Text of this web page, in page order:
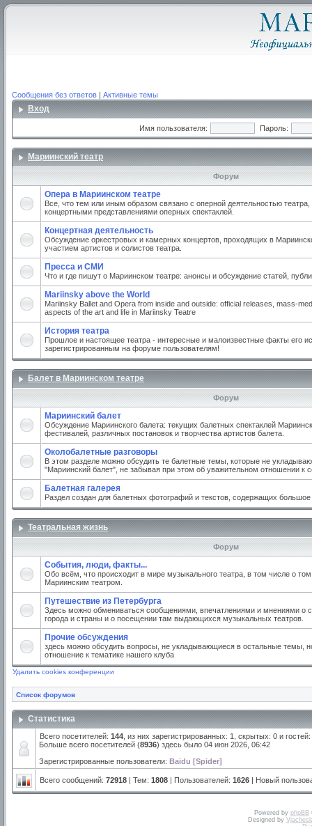
Сообщения без ответов | Активные темы
Вход
Имя пользователя: Пароль:
Мариинский театр
Форум
Опера в Мариинском театре
Все, что тем или иным образом связано с оперной деятельностью
концертными представлениями оперных спектаклей.
Концертная деятельность
Обсуждение оркестровых и камерных концертов, проходящих в
участием артистов и солистов театра.
Пресса и СМИ
Что и где пишут о Мариинском театре: анонсы и обсуждение статей,
Mariinsky above the World
Mariinsky Ballet and Opera from inside and outside: official releases, mass-
aspects of the art and life in Mariinsky Teatre
История театра
Прошлое и настоящее театра - интересные и малоизвестные факты его
зарегистрированным на форуме пользователям!
Балет в Мариинском театре
Форум
Мариинский балет
Обсуждение Мариинского балета: текущих балетных спектаклей
фестивалей, различных постановок и творчества артистов балета.
Околобалетные разговоры
В этом разделе можно обсудить те балетные темы, которые не
"Мариинский балет", не забывая при этом об уважительном отношении к
Балетная галерея
Раздел создан для балетных фотографий и текстов, содержащих
Театральная жизнь
Форум
События, люди, факты...
Обо всём, что происходит в мире музыкального театра, в том числе о
Мариинским театром.
Путешествие из Петербурга
Здесь можно обмениваться сообщениями, впечатлениями и мнениями о
города и страны и о посещении там выдающихся музыкальных театров.
Прочие обсуждения
здесь можно обсудить вопросы, не укладывающиеся в остальные темы,
отношение к тематике нашего клуба
Удалить cookies конференции
Список форумов
Статистика
Всего посетителей: 144 , из них зарегистрированных: 1, скрытых: 0 и
Больше всего посетителей (8936) здесь было 04 июн 2026, 06:42
Зарегистрированные пользователи: Baidu [Spider]
Всего сообщений: 72918 | Тем: 1808 | Пользователей: 1626 | Новый
Powered by phpBB
Designed by